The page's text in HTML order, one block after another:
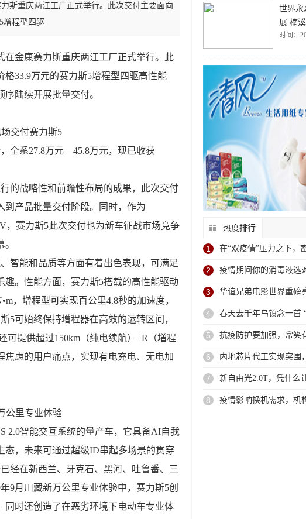
斯重庆两江工厂正式举行。此次交付主要面向
增程型四驱
在金康赛力斯重庆两江工厂正式举行。此
33.9万元的赛力斯5增程型四驱高性能
陆续开展批量交付。
交付赛力斯5
全系27.8万元—45.8万元，现已收获
的战略性和前瞻性布局的成果，此次交付
到产品批量交付阶段。同时，作为
，赛力斯5此次交付也为新车征战市场竞争
智能和品质等方面有着出色表现，可满足
。性能方面，赛力斯5搭载的高性能驱动
，增程型可实现百公里4.8秒的加速度，
5可始终保持增程器在高效的运转区间，
提供超过150km（纯电续航）+R（増程
虑的用户痛点，实现有电充电、无电加
公里专业体验
2.0智能交互系统的量产车，它具备AI自我
，未来可通过超级ID串起多场景的贯穿
经在新西兰、牙克石、黑河、吐鲁番、三
9月川藏新万公里专业体验中，赛力斯5创
时还创造了在恶劣环境下电动车专业体
世界永
展 楠
时间：
热度排行
1 在“双疫情”压力之下，
2 疫情期间你的消毒液选
万
3 华谊兄弟电影世界重磅
4 春天去千年乌镇念一首
5 抗疫防护要加强，常笑
6 内地芯片代工实现突围
7 新自由光2.0T，凭什么
8 疫情影响换机需求，机